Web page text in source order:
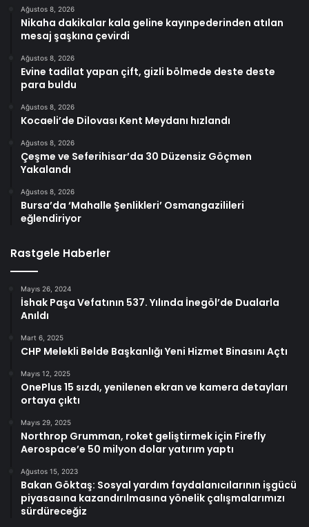
Ağustos 8, 2026
Nikaha dakikalar kala geline kayınpederinden atılan
mesaj şaşkına çevirdi
Ağustos 8, 2026
Evine tadilat yapan çift, gizli bölmede deste deste
para buldu
Ağustos 8, 2026
Kocaeli’de Dilovası Kent Meydanı hızlandı
Ağustos 8, 2026
Çeşme ve Seferihisar’da 30 Düzensiz Göçmen
Yakalandı
Ağustos 8, 2026
Bursa’da ‘Mahalle Şenlikleri’ Osmangazilileri
eğlendiriyor
Rastgele Haberler
Mayıs 26, 2024
İshak Paşa Vefatının 537. Yılında İnegöl’de Dualarla
Anıldı
Mart 6, 2025
CHP Melekli Belde Başkanlığı Yeni Hizmet Binasını Açtı
Mayıs 12, 2025
OnePlus 15 sızdı, yenilenen ekran ve kamera detayları
ortaya çıktı
Mayıs 29, 2025
Northrop Grumman, roket geliştirmek için Firefly
Aerospace’e 50 milyon dolar yatırım yaptı
Ağustos 15, 2023
Bakan Göktaş: Sosyal yardım faydalanıcılarının işgücü
piyasasına kazandırılmasına yönelik çalışmalarımızı
sürdüreceğiz